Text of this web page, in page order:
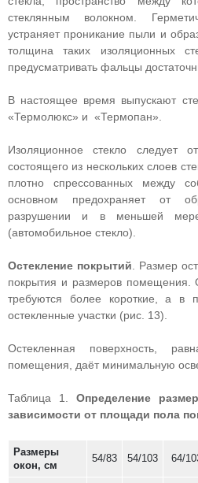
стеклянным волокном.
устраняет проникание пыли и
толщина таких изоляционных
предусматривать фальцы
В настоящее время выпускают
«Термолюкс» и «Термопан».
Изоляционное стекло следует
состоящего из нескольких слоев
плотно спрессованных между
основном предохраняет от
разрушении и в меньшей мере
(автомобильное стекло).
Остекление покрытий . Размер
покрытия и размеров помещения.
требуются более короткие, а в
остекленные участки (рис. 13).
Остекленная поверхность,
помещения, даёт минимальную
Таблица 1.
Определение
зависимости от площади пола
Размеры
окон, см
54/83 54/103 64/